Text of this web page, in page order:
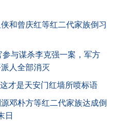
和曾庆红等红二代家族倒习
与谋杀李克强一案，军方
人全部消灭
才是天安门红墙所喷标语
邓朴方等红二代家族达成倒
日